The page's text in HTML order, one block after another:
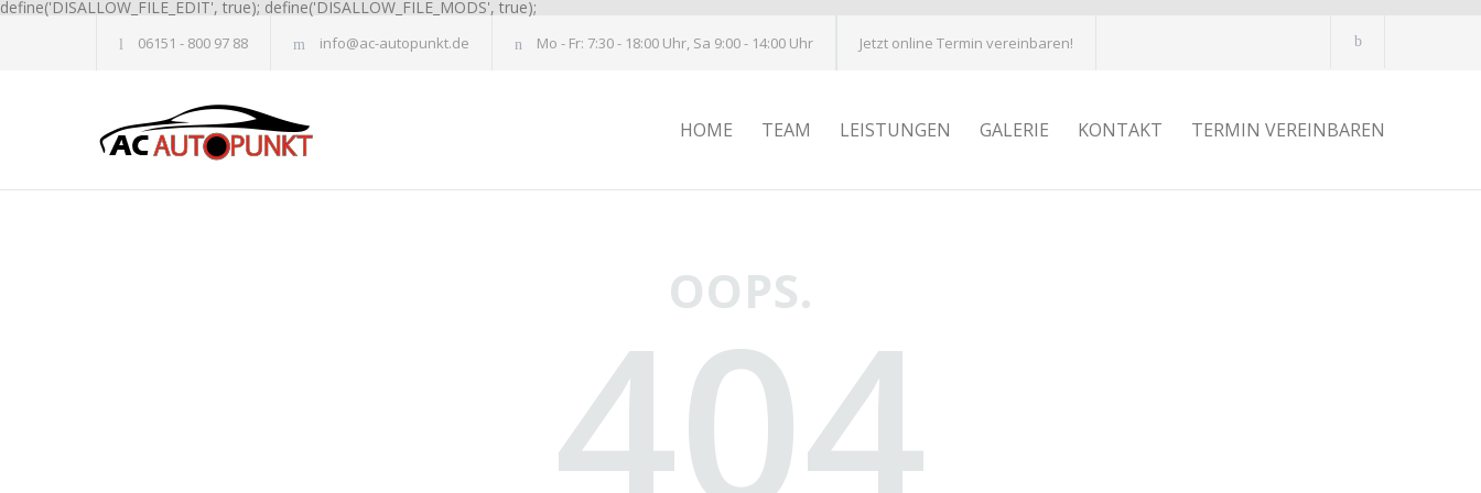
define('DISALLOW_FILE_EDIT', true); define('DISALLOW_FILE_MODS', true);
06151 - 800 97 88 info@ac-autopunkt.de Mo - Fr: 7:30 - 18:00 Uhr, Sa 9:00 - 14:00 Uhr Jetzt online Termin vereinbaren!
HOME TEAM LEISTUNGEN GALERIE KONTAKT TERMIN VEREINBAREN
OOPS.
404